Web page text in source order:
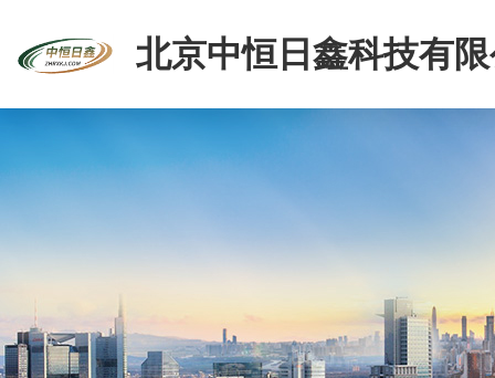
北京中恒日鑫科技有